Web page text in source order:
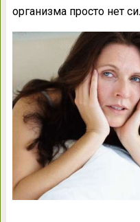
организма просто нет